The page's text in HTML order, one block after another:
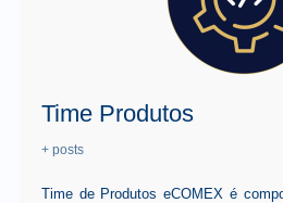
Time Produtos
+ posts
Time de Produtos eCOMEX é